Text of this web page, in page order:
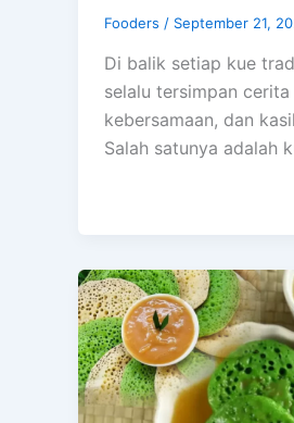
Fooders / September 21,
Di balik setiap kue
selalu tersimpan
kebersamaan, dan
Salah satunya adalah